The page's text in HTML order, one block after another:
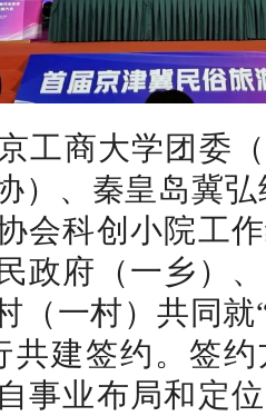
工商大学团委
）、秦皇岛冀
会科创小院工
政府（一乡）
（一村）共同
共建签约。签
事业布局和定